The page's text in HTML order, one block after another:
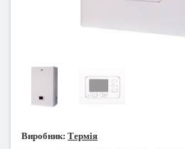
Виробник: Термія